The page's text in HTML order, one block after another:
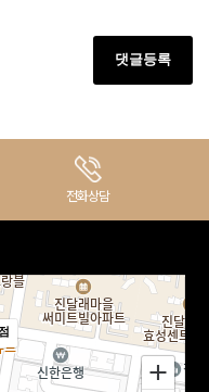
댓글등록
전화상담